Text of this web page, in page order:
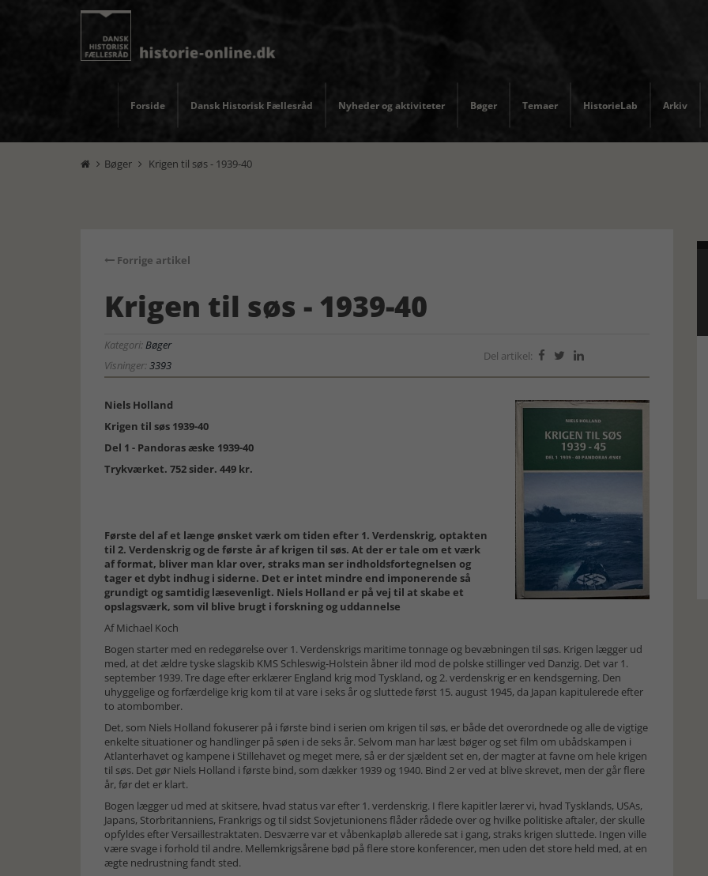
Forside Dansk Historisk Fællesråd Nyheder og aktiviteter Bøger Temaer HistorieLab Arkiv
 Bøger  Krigen til søs - 1939-40
Forrige artikel
Krigen til søs - 1939-40
Kategori:Bøger
Visninger:3393
Del artikel:   
Niels Holland
Krigen til søs 1939-40
Del 1 - Pandoras æske 1939-40
Trykværket. 752 sider. 449 kr.
Første del af et længe ønsket værk om tiden efter 1. Verdenskrig, optakten
til 2. Verdenskrig og de første år af krigen til søs. At der er tale om et værk
af format, bliver man klar over, straks man ser indholdsfortegnelsen og
tager et dybt indhug i siderne. Det er intet mindre end imponerende så
grundigt og samtidig læsevenligt. Niels Holland er på vej til at skabe et
opslagsværk, som vil blive brugt i forskning og uddannelse
Af Michael Koch
Bogen starter med en redegørelse over 1. Verdenskrigs maritime tonnage og bevæbningen til søs. Krigen lægger ud
med, at det ældre tyske slagskib KMS Schleswig-Holstein åbner ild mod de polske stillinger ved Danzig. Det var 1.
september 1939. Tre dage efter erklærer England krig mod Tyskland, og 2. verdenskrig er en kendsgerning. Den
uhyggelige og forfærdelige krig kom til at vare i seks år og sluttede først 15. august 1945, da Japan kapitulerede efter
to atombomber.
Det, som Niels Holland fokuserer på i første bind i serien om krigen til søs, er både det overordnede og alle de vigtige
enkelte situationer og handlinger på søen i de seks år. Selvom man har læst bøger og set film om ubådskampen i
Atlanterhavet og kampene i Stillehavet og meget mere, så er der sjældent set en, der magter at favne om hele krigen
til søs. Det gør Niels Holland i første bind, som dækker 1939 og 1940. Bind 2 er ved at blive skrevet, men der går flere
år, før det er klart.
Bogen lægger ud med at skitsere, hvad status var efter 1. verdenskrig. I flere kapitler lærer vi, hvad Tysklands, USAs,
Japans, Storbritanniens, Frankrigs og til sidst Sovjetunionens flåder rådede over og hvilke politiske aftaler, der skulle
opfyldes efter Versaillestraktaten. Desværre var et våbenkapløb allerede sat i gang, straks krigen sluttede. Ingen ville
være svage i forhold til andre. Mellemkrigsårene bød på flere store konferencer, men uden det store held med, at en
ægte nedrustning fandt sted.